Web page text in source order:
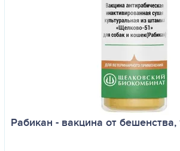
Рабикан - вакцина от